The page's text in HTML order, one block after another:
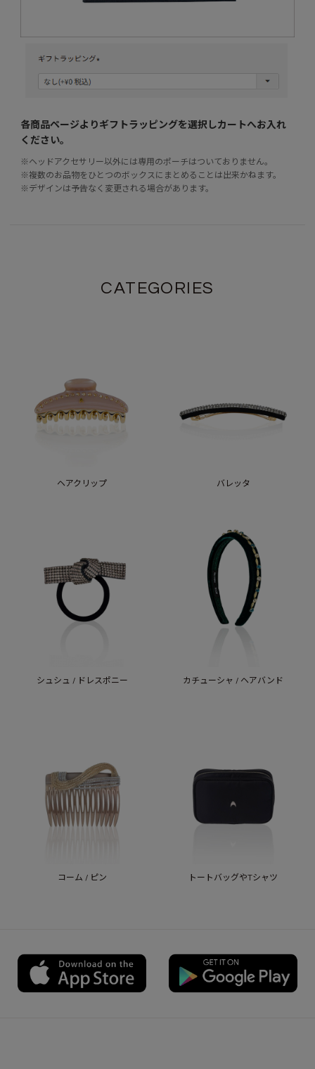
各商品ページよりギフトラッピングを選択しカートへお入れ
ください。
※ヘッドアクセサリー以外には専用のポーチはついておりません。
※複数のお品物をひとつのボックスにまとめることは出来かねます。
※デザインは予告なく変更される場合があります。
CATEGORIES
ヘアクリップ バレッタ
シュシュ / ドレスポニー カチューシャ / ヘアバンド
コーム / ピン トートバッグやTシャツ